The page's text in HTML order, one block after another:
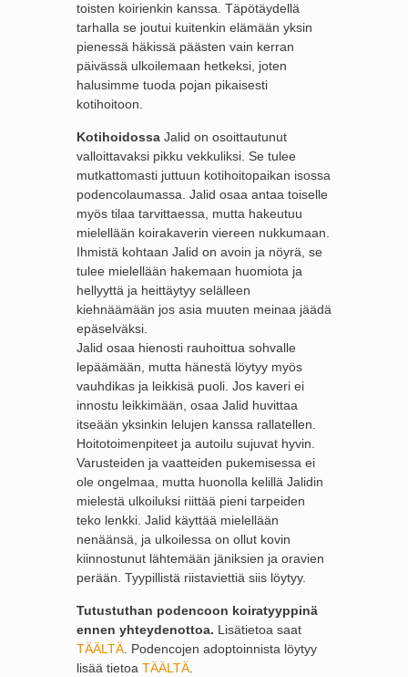
toisten koirienkin kanssa. Täpötäydellä
tarhalla se joutui kuitenkin elämään yksin
pienessä häkissä päästen vain kerran
päivässä ulkoilemaan hetkeksi, joten
halusimme tuoda pojan pikaisesti
kotihoitoon.
Kotihoidossa Jalid on osoittautunut
valloittavaksi pikku vekkuliksi. Se tulee
mutkattomasti juttuun kotihoitopaikan isossa
podencolaumassa. Jalid osaa antaa toiselle
myös tilaa tarvittaessa, mutta hakeutuu
mielellään koirakaverin viereen nukkumaan.
Ihmistä kohtaan Jalid on avoin ja nöyrä, se
tulee mielellään hakemaan huomiota ja
hellyyttä ja heittäytyy selälleen
kiehnäämään jos asia muuten meinaa jäädä
epäselväksi.
Jalid osaa hienosti rauhoittua sohvalle
lepäämään, mutta hänestä löytyy myös
vauhdikas ja leikkisä puoli. Jos kaveri ei
innostu leikkimään, osaa Jalid huvittaa
itseään yksinkin lelujen kanssa rallatellen.
Hoitotoimenpiteet ja autoilu sujuvat hyvin.
Varusteiden ja vaatteiden pukemisessa ei
ole ongelmaa, mutta huonolla kelillä Jalidin
mielestä ulkoiluksi riittää pieni tarpeiden
teko lenkki. Jalid käyttää mielellään
nenäänsä, ja ulkoilessa on ollut kovin
kiinnostunut lähtemään jäniksien ja oravien
perään. Tyypillistä riistaviettiä siis löytyy.
Tutustuthan podencoon koiratyyppinä
ennen yhteydenottoa. Lisätietoa saat
TÄÄLTÄ . Podencojen adoptoinnista löytyy
lisää tietoa TÄÄLTÄ